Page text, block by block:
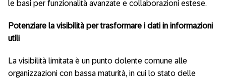
le basi per funzionalità avanzate e collaborazioni estese.
Potenziare la visibilità per trasformare i dati in informazioni
utili
La visibilità limitata è un punto dolente comune alle
organizzazioni con bassa maturità, in cui lo stato delle